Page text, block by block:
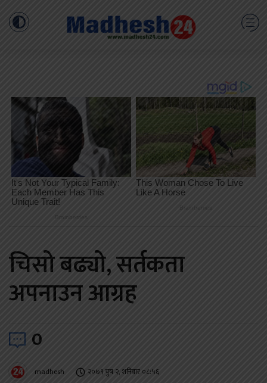
चिसो बढ्यो, सर्तकता
अपनाउन आग्रह
0
madhesh २०७९ पुष २, शनिबार ०८:५६